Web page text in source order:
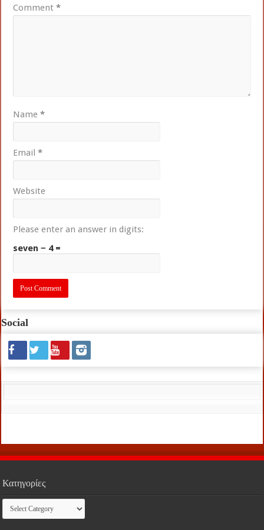
Comment*
Name*
Email*
Website
Please enter an answer in digits:
seven − 4 =
Social
Κατηγορίες
Κατηγορίες